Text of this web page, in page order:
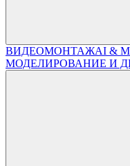
ВИДЕОМОНТАЖAI &
МОДЕЛИРОВАНИЕ И